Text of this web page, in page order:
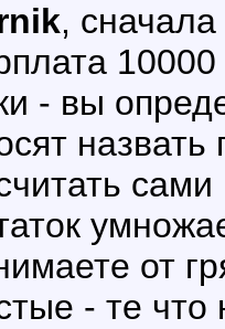
,
- вы
от
- те что